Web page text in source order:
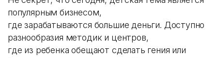
популярным бизнесом,
где зарабатываются большие деньги. Доступно
разнообразия методик и центров,
где из ребенка обещают сделать гения или